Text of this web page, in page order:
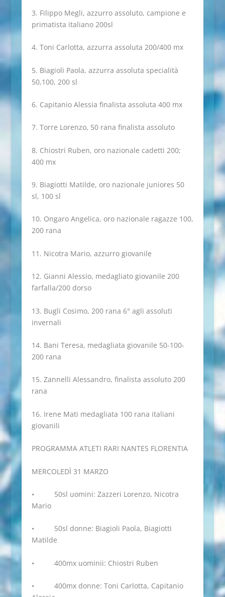
3. Filippo Megli, azzurro assoluto, campione e
primatista italiano 200sl
4. Toni Carlotta, azzurra assoluta 200/400 mx
5. Biagioli Paola, azzurra assoluta specialità
50,100, 200 sl
6. Capitanio Alessia finalista assoluta 400 mx
7. Torre Lorenzo, 50 rana finalista assoluto
8. Chiostri Ruben, oro nazionale cadetti 200;
400 mx
9. Biagiotti Matilde, oro nazionale juniores 50
sl, 100 sl
10. Ongaro Angelica, oro nazionale ragazze 100,
200 rana
11. Nicotra Mario, azzurro giovanile
12. Gianni Alessio, medagliato giovanile 200
farfalla/200 dorso
13. Bugli Cosimo, 200 rana 6° agli assoluti
invernali
14. Bani Teresa, medagliata giovanile 50-100-
200 rana
15. Zannelli Alessandro, finalista assoluto 200
rana
16. Irene Mati medagliata 100 rana italiani
giovanili
PROGRAMMA ATLETI RARI NANTES FLORENTIA
MERCOLEDÌ 31 MARZO
• 50sl uomini: Zazzeri Lorenzo, Nicotra
Mario
• 50sl donne: Biagioli Paola, Biagiotti
Matilde
• 400mx uominii: Chiostri Ruben
• 400mx donne: Toni Carlotta, Capitanio